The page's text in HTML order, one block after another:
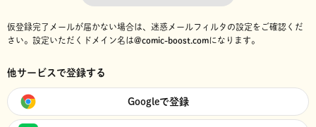
仮登録完了メールが届かない場合は、迷惑メールフィルタの設定をご確認くだ
さい。 設定いただくドメイン名は@comic-boost.comになります。
他サービスで登録する
Googleで登録